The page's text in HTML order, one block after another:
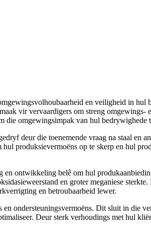
en veiligheid in hul
vir vervaardigers om streng
die omgewingsimpak van hul bedrywighede
deur die toenemende vraag na staal en
produksievermoëns op te skerp en hul
ontwikkeling belê om hul
en groter meganiese
en betroubaarheid lewer.
ondersteuningsvermoëns. Dit sluit in die
Deur sterk verhoudings met hul